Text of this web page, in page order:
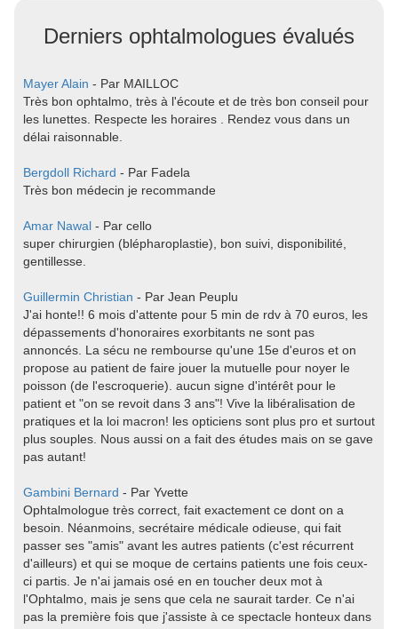
Derniers ophtalmologues évalués
Mayer Alain - Par MAILLOC
Très bon ophtalmo, très à l'écoute et de très bon conseil pour
les lunettes. Respecte les horaires . Rendez vous dans un
délai raisonnable.
Bergdoll Richard - Par Fadela
Très bon médecin je recommande
Amar Nawal - Par cello
super chirurgien (blépharoplastie), bon suivi, disponibilité,
gentillesse.
Guillermin Christian - Par Jean Peuplu
J'ai honte!! 6 mois d'attente pour 5 min de rdv à 70 euros, les
dépassements d'honoraires exorbitants ne sont pas
annoncés. La sécu ne rembourse qu'une 15e d'euros et on
propose au patient de faire jouer la mutuelle pour noyer le
poisson (de l'escroquerie). aucun signe d'intérêt pour le
patient et "on se revoit dans 3 ans"! Vive la libéralisation de
pratiques et la loi macron! les opticiens sont plus pro et surtout
plus souples. Nous aussi on a fait des études mais on se gave
pas autant!
Gambini Bernard - Par Yvette
Ophtalmologue très correct, fait exactement ce dont on a
besoin. Néanmoins, secrétaire médicale odieuse, qui fait
passer ses "amis" avant les autres patients (c'est récurrent
d'ailleurs) et qui se moque de certains patients une fois ceux-
ci partis. Je n'ai jamais osé en en toucher deux mot à
l'Ophtalmo, mais je sens que cela ne saurait tarder. Ce n'ai
pas la première fois que j'assiste à ce spectacle honteux dans